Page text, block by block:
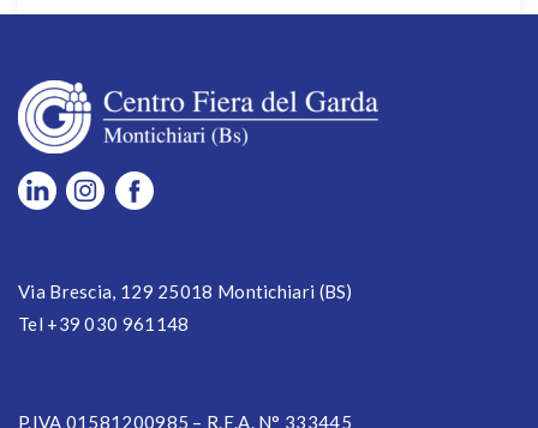
Via Brescia, 129 25018 Montichiari (BS)
Tel +39 030 961148
P.IVA 01581200985 – R.E.A. N° 333445